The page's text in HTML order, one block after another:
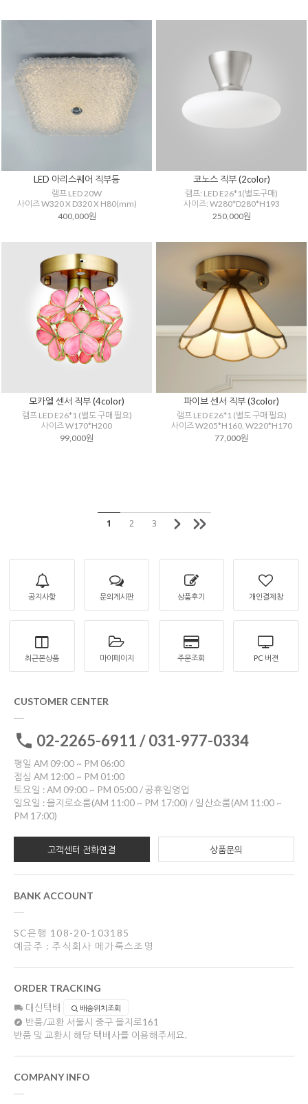
LED 아리스퀘어 직부등
램프 LED 20W
사이즈 W320 X D320 X H80(mm)
400,000원
코노스 직부 (2color)
램프: LED E26*1(별도구매)
사이즈: W280*D280*H193
250,000원
모카엘 센서 직부 (4color)
램프 LED E26*1 (별도 구매 필요)
사이즈 W170*H200
99,000원
파이브 센서 직부 (3color)
램프 LED E26*1 (별도 구매 필요)
사이즈 W205*H160, W220*H170
77,000원
1 2 3
공지사항 문의게시판 상품후기 개인결제창
최근본상품 마이페이지 주문조회 PC 버젼
CUSTOMER CENTER
02-2265-6911 / 031-977-0334
평일 AM 09:00 ~ PM 06:00
점심 AM 12:00 ~ PM 01:00
토요일 : AM 09:00 ~ PM 05:00 / 공휴일영업
일요일 : 을지로쇼룸(AM 11:00 ~ PM 17:00) / 일산쇼룸(AM 11:00 ~
PM 17:00)
고객센터 전화연결 상품문의
BANK ACCOUNT
SC은행 108-20-103185
예금주 : 주식회사 메가룩스조명
ORDER TRACKING
대신택배 배송위치조회
반품/교환 서울시 중구 을지로161
반품 및 교환시 해당 택배사를 이용해주세요.
COMPANY INFO